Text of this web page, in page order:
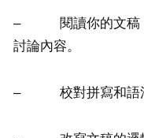
– 閱讀你的文稿，
討論內容。
– 校對拼寫和語